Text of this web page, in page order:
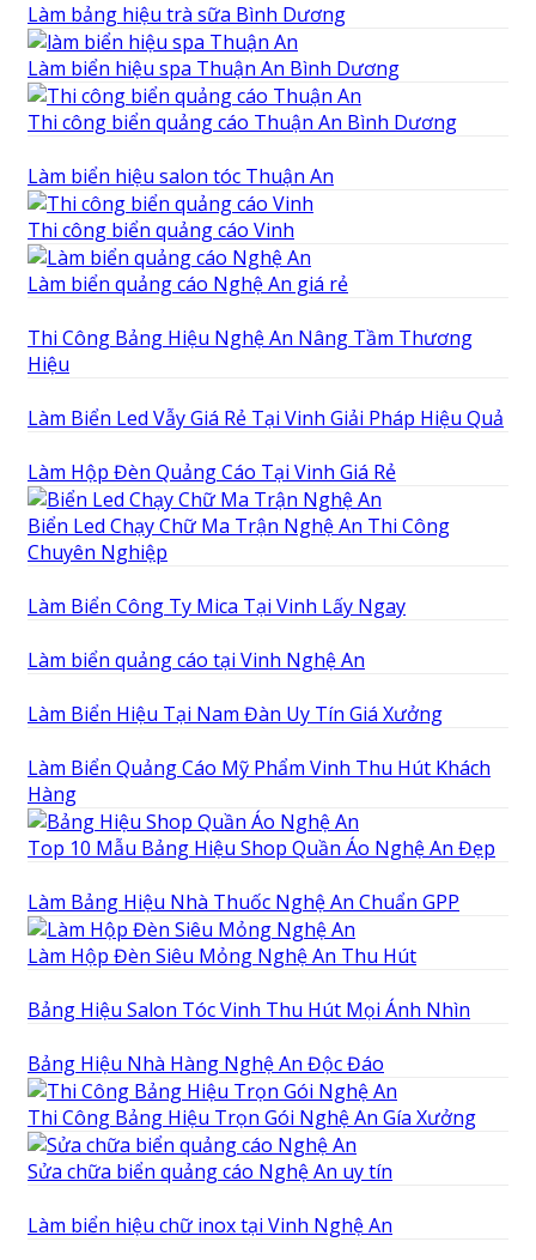
Làm bảng hiệu trà sữa Bình Dương
Làm biển hiệu spa Thuận An Bình Dương
Thi công biển quảng cáo Thuận An Bình Dương
Làm biển hiệu salon tóc Thuận An
Thi công biển quảng cáo Vinh
Làm biển quảng cáo Nghệ An giá rẻ
Thi Công Bảng Hiệu Nghệ An Nâng Tầm Thương
Hiệu
Làm Biển Led Vẫy Giá Rẻ Tại Vinh Giải Pháp Hiệu Quả
Làm Hộp Đèn Quảng Cáo Tại Vinh Giá Rẻ
Biển Led Chạy Chữ Ma Trận Nghệ An Thi Công
Chuyên Nghiệp
Làm Biển Công Ty Mica Tại Vinh Lấy Ngay
Làm biển quảng cáo tại Vinh Nghệ An
Làm Biển Hiệu Tại Nam Đàn Uy Tín Giá Xưởng
Làm Biển Quảng Cáo Mỹ Phẩm Vinh Thu Hút Khách
Hàng
Top 10 Mẫu Bảng Hiệu Shop Quần Áo Nghệ An Đẹp
Làm Bảng Hiệu Nhà Thuốc Nghệ An Chuẩn GPP
Làm Hộp Đèn Siêu Mỏng Nghệ An Thu Hút
Bảng Hiệu Salon Tóc Vinh Thu Hút Mọi Ánh Nhìn
Bảng Hiệu Nhà Hàng Nghệ An Độc Đáo
Thi Công Bảng Hiệu Trọn Gói Nghệ An Gía Xưởng
Sửa chữa biển quảng cáo Nghệ An uy tín
Làm biển hiệu chữ inox tại Vinh Nghệ An